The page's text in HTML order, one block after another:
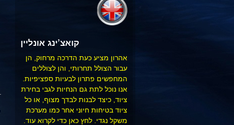
קואצ’ינג אונליין
אהרון מציע כעת הדרכה מרחוק, הן
עבור הצולל תחרותי, והן לצוללים
המחפשים פתרון לבעיות ספציפיות.
אנו נוכל לתת גם הנחיות לגבי בחירת
ציוד, כיצד לבנות לבדך מצוף, או כל
ציוד בטיחות חיוני אחר כמו מערכת
משקל נגדי. לחץ כאן כדי לקרוא עוד.